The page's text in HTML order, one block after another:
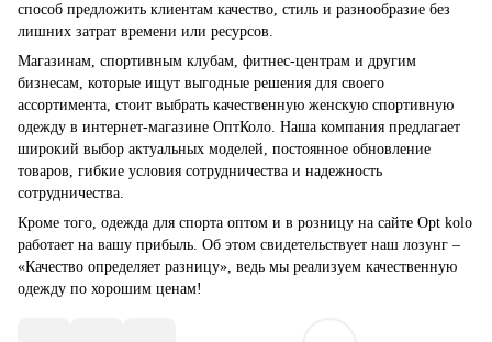
способ предложить клиентам качество, стиль и разнообразие без
лишних затрат времени или ресурсов.
Магазинам, спортивным клубам, фитнес-центрам и другим
бизнесам, которые ищут выгодные решения для своего
ассортимента, стоит выбрать качественную женскую спортивную
одежду в интернет-магазине ОптКоло. Наша компания предлагает
широкий выбор актуальных моделей, постоянное обновление
товаров, гибкие условия сотрудничества и надежность
сотрудничества.
Кроме того, одежда для спорта оптом и в розницу на сайте Opt kolo
работает на вашу прибыль. Об этом свидетельствует наш лозунг –
«Качество определяет разницу», ведь мы реализуем качественную
одежду по хорошим ценам!